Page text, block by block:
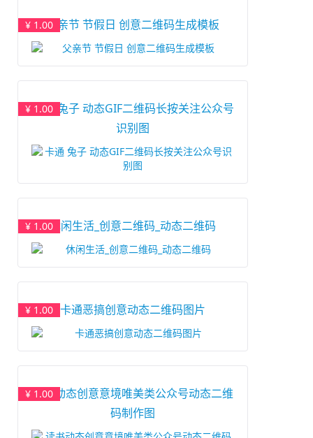
¥ 1.00父亲节 节假日 创意二维码生成模板
¥ 1.00
卡通 兔子 动态GIF二维码长按关注公众号
识别图
¥ 1.00休闲生活_创意二维码_动态二维码
¥ 1.00 卡通恶搞创意动态二维码图片
¥ 1.00
读书动态创意意境唯美类公众号动态二维
码制作图